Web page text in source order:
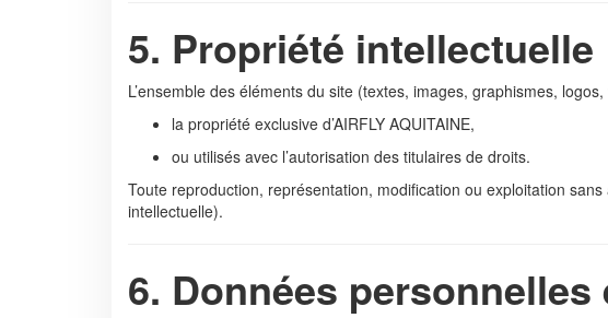
5. Propriété intellectuelle
L’ensemble des éléments du site (textes, images, graphismes,
la propriété exclusive d’AIRFLY AQUITAINE,
ou utilisés avec l’autorisation des titulaires de droits.
Toute reproduction, représentation, modification ou exploitation
intellectuelle).
6. Données personnelles